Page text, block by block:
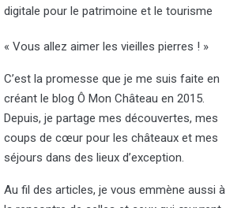
« Vous allez aimer les vieilles pierres ! »
C’est la promesse que je me suis faite en
créant le blog Ô Mon Château en 2015.
Depuis, je partage mes découvertes, mes
coups de cœur pour les châteaux et mes
séjours dans des lieux d’exception.
Au fil des articles, je vous emmène aussi à